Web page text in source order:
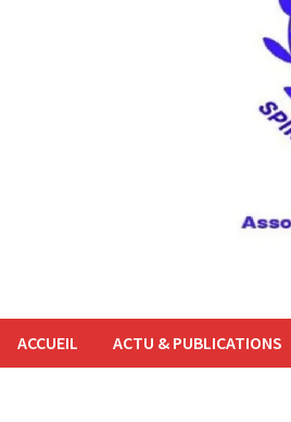
ACCUEIL ACTU & PUBLICATIONS